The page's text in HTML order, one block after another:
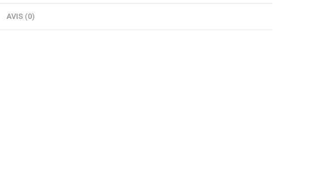
AVIS (0)